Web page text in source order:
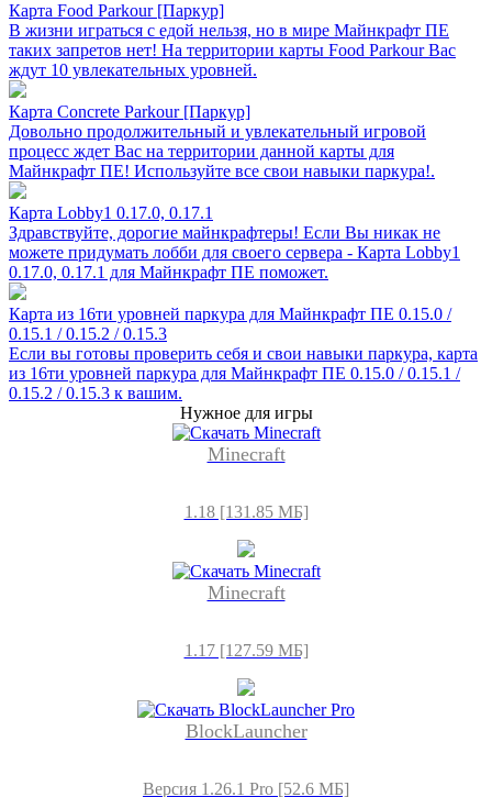
Карта Food Parkour [Паркур]
В жизни играться с едой нельзя, но в мире Майнкрафт ПЕ
таких запретов нет! На территории карты Food Parkour Вас
ждут 10 увлекательных уровней.
Карта Concrete Parkour [Паркур]
Довольно продолжительный и увлекательный игровой
процесс ждет Вас на территории данной карты для
Майнкрафт ПЕ! Используйте все свои навыки паркура!.
Карта Lobby1 0.17.0, 0.17.1
Здравствуйте, дорогие майнкрафтеры! Если Вы никак не
можете придумать лобби для своего сервера - Карта Lobby1
0.17.0, 0.17.1 для Майнкрафт ПЕ поможет.
Карта из 16ти уровней паркура для Майнкрафт ПЕ 0.15.0 /
0.15.1 / 0.15.2 / 0.15.3
Если вы готовы проверить себя и свои навыки паркура, карта
из 16ти уровней паркура для Майнкрафт ПЕ 0.15.0 / 0.15.1 /
0.15.2 / 0.15.3 к вашим.
Нужное для игры
Minecraft
1.18 [131.85 МБ]
Minecraft
1.17 [127.59 МБ]
BlockLauncher
Версия 1.26.1 Pro [52.6 МБ]